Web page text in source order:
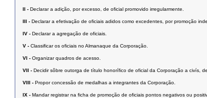
II - Declarar a adição, por excesso, de oficial promovido irregularmente.
III - Declarar a efetivação de oficiais adidos como excedentes, por promoção
IV - Declarar a agregação de oficiais.
V - Classificar os oficiais no Almanaque da Corporação.
VI - Organizar quadros de acesso.
VII - Decidir sôbre outorga de título honorífico de oficial da Corporação a civís,
VIII - Propor concessão de medalhas a integrantes da Corporação.
IX - Mandar registrar na ficha de promoção de oficiais pontos negativos ou